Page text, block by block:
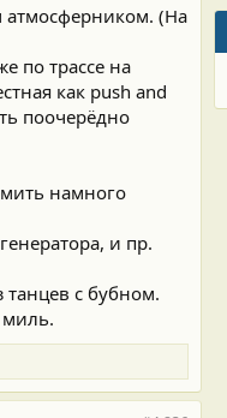
атмосферником. (На
по трассе на
как push and
поочерёдно
намного
и пр.
танцев с бубном.
миль.